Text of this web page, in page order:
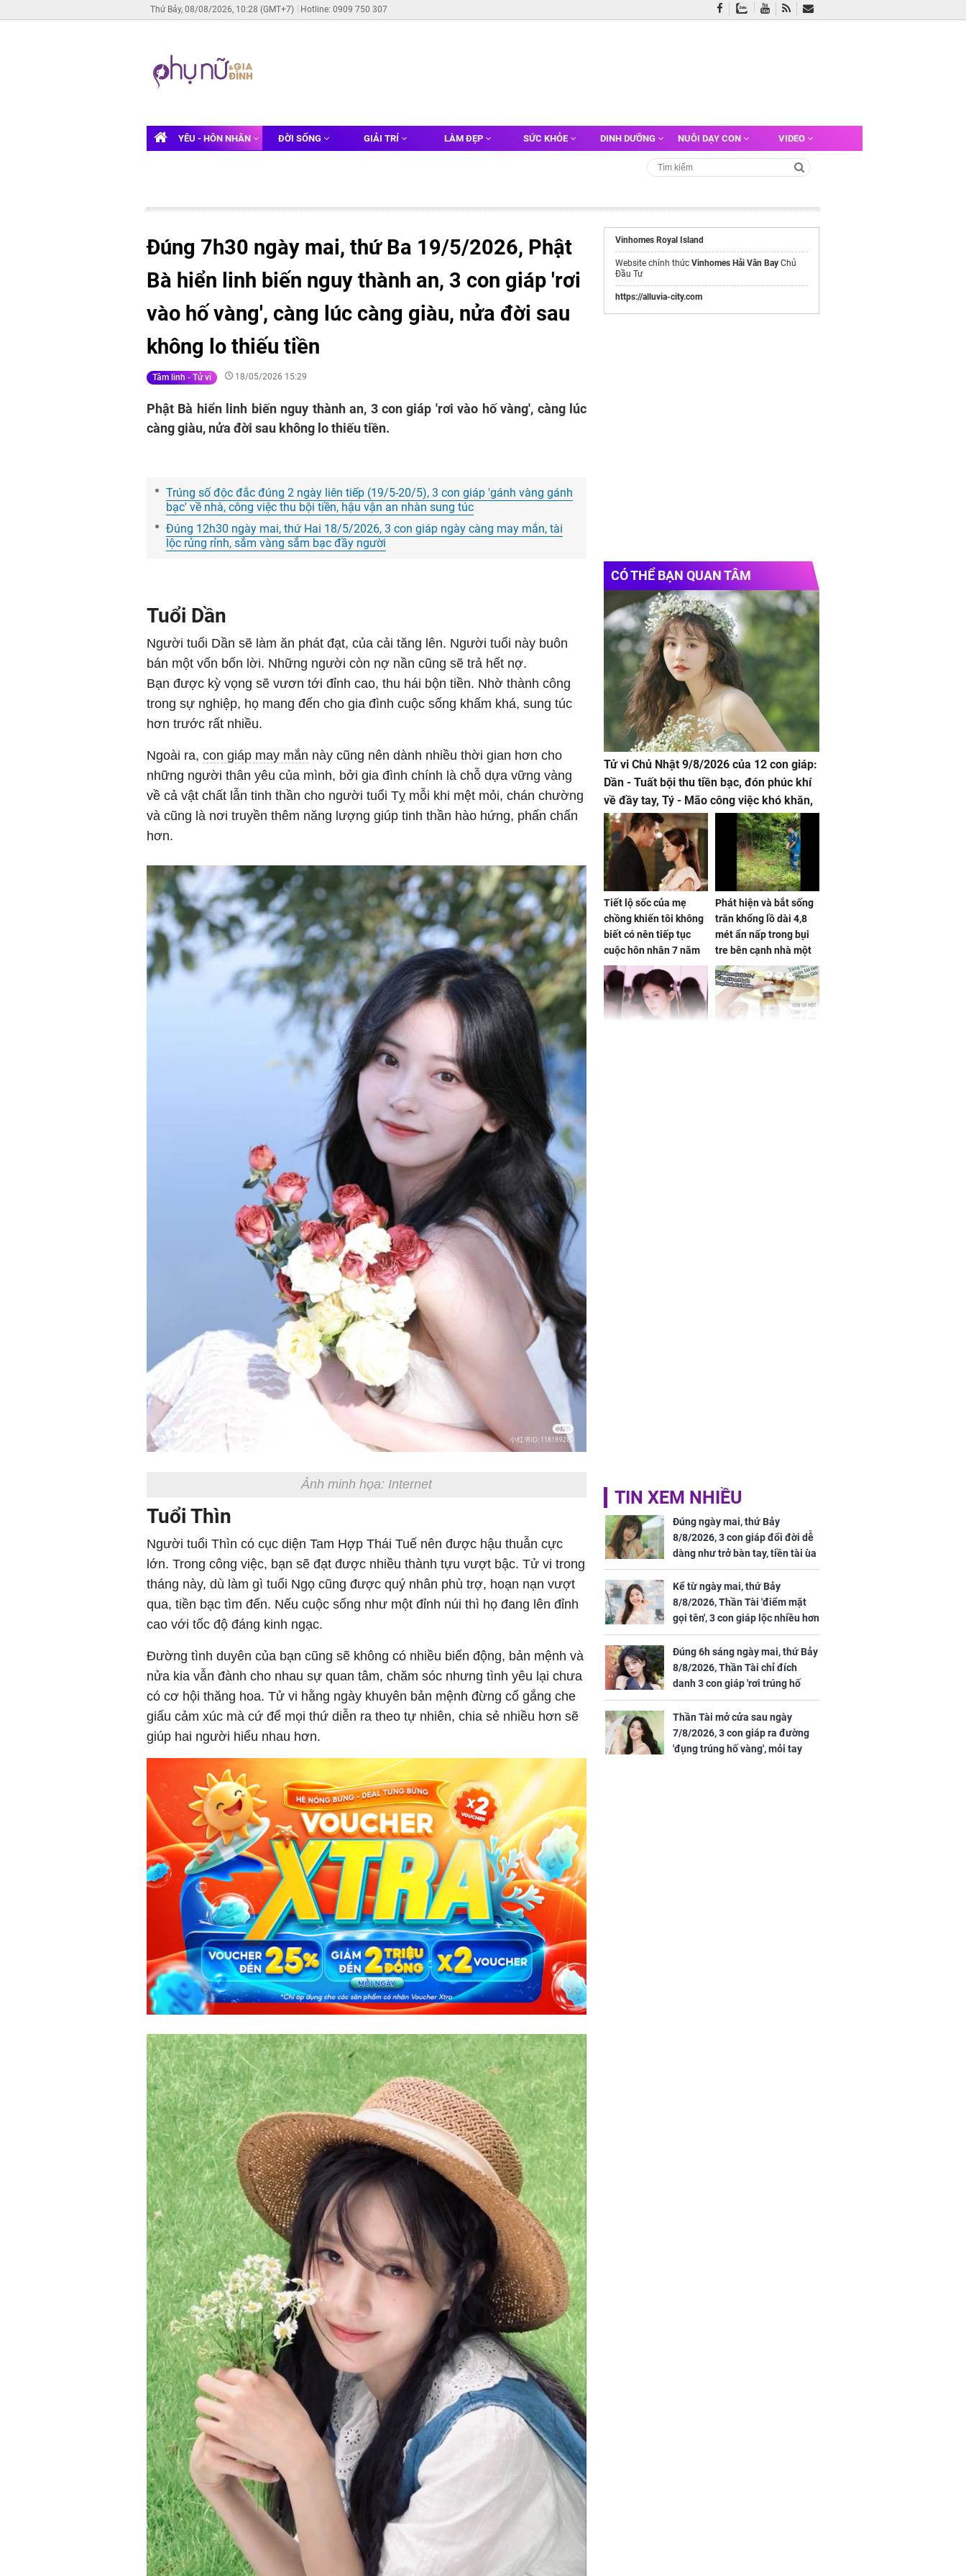
Thứ Bảy, 08/08/2026, 10:28 (GMT+7) Hotline: 0909 750 307
YÊU - HÔN NHÂN ĐỜI SỐNG GIẢI TRÍ LÀM ĐẸP SỨC KHỎE DINH DƯỠNG NUÔI DẠY CON VIDEO
Đúng 7h30 ngày mai, thứ Ba 19/5/2026, Phật
Bà hiển linh biến nguy thành an, 3 con giáp 'rơi
vào hố vàng', càng lúc càng giàu, nửa đời sau
không lo thiếu tiền
Tâm linh - Tử vi 18/05/2026 15:29
Phật Bà hiển linh biến nguy thành an, 3 con giáp 'rơi vào hố vàng', càng lúc
càng giàu, nửa đời sau không lo thiếu tiền.
Trúng số độc đắc đúng 2 ngày liên tiếp (19/5-20/5), 3 con giáp 'gánh vàng gánh
bạc' về nhà, công việc thu bội tiền, hậu vận an nhàn sung túc
Đúng 12h30 ngày mai, thứ Hai 18/5/2026, 3 con giáp ngày càng may mắn, tài
lộc rủng rỉnh, sắm vàng sắm bạc đầy người
Tuổi Dần
Người tuổi Dần sẽ làm ăn phát đạt, của cải tăng lên. Người tuổi này buôn
bán một vốn bốn lời. Những người còn nợ nần cũng sẽ trả hết nợ.
Bạn được kỳ vọng sẽ vươn tới đỉnh cao, thu hái bộn tiền. Nhờ thành công
trong sự nghiệp, họ mang đến cho gia đình cuộc sống khấm khá, sung túc
hơn trước rất nhiều.
Ngoài ra, con giáp may mắn này cũng nên dành nhiều thời gian hơn cho
những người thân yêu của mình, bởi gia đình chính là chỗ dựa vững vàng
về cả vật chất lẫn tinh thần cho người tuổi Tỵ mỗi khi mệt mỏi, chán chường
và cũng là nơi truyền thêm năng lượng giúp tinh thần hào hứng, phấn chấn
hơn.
Ảnh minh họa: Internet
Tuổi Thìn
Người tuổi Thìn có cục diện Tam Hợp Thái Tuế nên được hậu thuẫn cực
lớn. Trong công việc, bạn sẽ đạt được nhiều thành tựu vượt bậc. Tử vi trong
tháng này, dù làm gì tuổi Ngọ cũng được quý nhân phù trợ, hoạn nạn vượt
qua, tiền bạc tìm đến. Nếu cuộc sống như một đỉnh núi thì họ đang lên đỉnh
cao với tốc độ đáng kinh ngạc.
Đường tình duyên của bạn cũng sẽ không có nhiều biến động, bản mệnh và
nửa kia vẫn đành cho nhau sự quan tâm, chăm sóc nhưng tình yêu lại chưa
có cơ hội thăng hoa. Tử vi hằng ngày khuyên bản mệnh đừng cố gắng che
giấu cảm xúc mà cứ để mọi thứ diễn ra theo tự nhiên, chia sẻ nhiều hơn sẽ
giúp hai người hiểu nhau hơn.
Vinhomes Royal Island
Website chính thức Vinhomes Hải Vân Bay Chủ
Đầu Tư
https://alluvia-city.com
CÓ THỂ BẠN QUAN TÂM
Tử vi Chủ Nhật 9/8/2026 của 12 con giáp:
Dần - Tuất bội thu tiền bạc, đón phúc khí
về đầy tay, Tý - Mão công việc khó khăn,
tiền bạc đội nón ra đi
Tiết lộ sốc của mẹ
chồng khiến tôi không
biết có nên tiếp tục
cuộc hôn nhân 7 năm
nữa hay không
Phát hiện và bắt sống
trăn khổng lồ dài 4,8
mét ẩn nấp trong bụi
tre bên cạnh nhà một
cụ bà
TIN XEM NHIỀU
Đúng ngày mai, thứ Bảy
8/8/2026, 3 con giáp đổi đời dễ
dàng như trở bàn tay, tiền tài ùa
tới, ngồi không lộc cũng đến,
phú quý theo tới già
Kể từ ngày mai, thứ Bảy
8/8/2026, Thần Tài 'điểm mặt
gọi tên', 3 con giáp lộc nhiều hơn
sông, tài vận sáng như trăng
Rằm, chính thức hết khổ
Đúng 6h sáng ngày mai, thứ Bảy
8/8/2026, Thần Tài chỉ đích
danh 3 con giáp 'rơi trúng hố
vàng', tiền bạc ùa về nhà 'như lũ
cuốn', vươn mình thành đại gia
trong phút chốc
Thần Tài mở cửa sau ngày
7/8/2026, 3 con giáp ra đường
'đụng trúng hố vàng', mỏi tay